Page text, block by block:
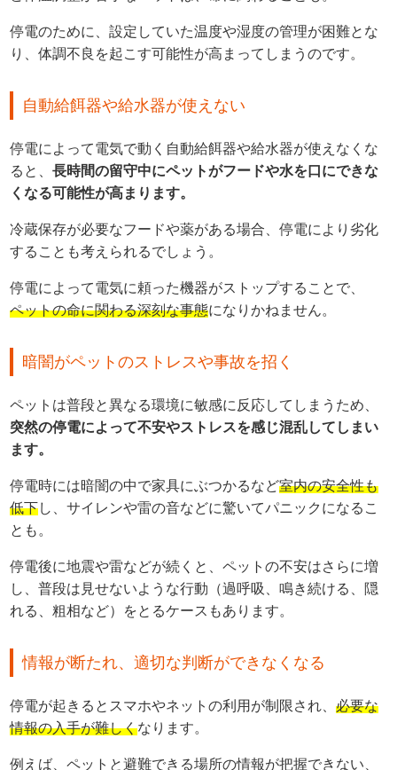
停電のために、設定していた温度や湿度の管理が困難とな
り、体調不良を起こす可能性が高まってしまうのです。
自動給餌器や給水器が使えない
停電によって電気で動く自動給餌器や給水器が使えなくな
ると、長時間の留守中にペットがフードや水を口にできな
くなる可能性が高まります。
冷蔵保存が必要なフードや薬がある場合、停電により劣化
することも考えられるでしょう。
停電によって電気に頼った機器がストップすることで、
ペットの命に関わる深刻な事態になりかねません。
暗闇がペットのストレスや事故を招く
ペットは普段と異なる環境に敏感に反応してしまうため、
突然の停電によって不安やストレスを感じ混乱してしまい
ます。
停電時には暗闇の中で家具にぶつかるなど室内の安全性も
低下し、サイレンや雷の音などに驚いてパニックになるこ
とも。
停電後に地震や雷などが続くと、ペットの不安はさらに増
し、普段は見せないような行動（過呼吸、鳴き続ける、隠
れる、粗相など）をとるケースもあります。
情報が断たれ、適切な判断ができなくなる
停電が起きるとスマホやネットの利用が制限され、必要な
情報の入手が難しくなります。
例えば、ペットと避難できる場所の情報が把握できない、